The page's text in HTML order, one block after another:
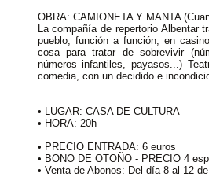
OBRA: CAMIONETA Y MANTA
La compañía de repertorio Albentar
pueblo, función a función, en
cosa para tratar de sobrevivir
números infantiles, payasos...)
comedia, con un decidido e
• LUGAR: CASA DE CULTURA
• HORA: 20h
• PRECIO ENTRADA: 6 euros
• BONO DE OTOÑO - PRECIO 4
• Venta de Abonos: Del día 8 al 12